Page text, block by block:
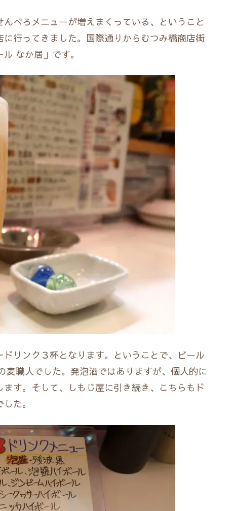
べろメニューが増えまくっている、ということ
行ってきました。国際通りからむつみ橋商店街
なか居」です。
リンク３杯となります。ということで、ビール
麦職人でした。発泡酒ではありますが、個人的に
す。そして、しもじ屋に引き続き、こちらもド
た。